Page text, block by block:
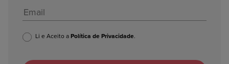
Li e Aceito a Política de Privacidade.